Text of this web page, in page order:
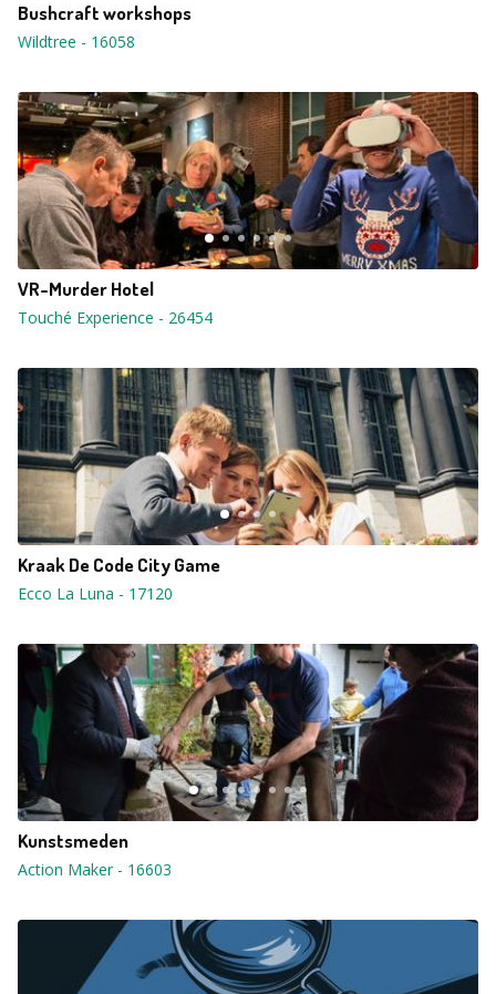
Bushcraft workshops
Wildtree - 16058
VR-Murder Hotel
Touché Experience - 26454
Kraak De Code City Game
Ecco La Luna - 17120
Kunstsmeden
Action Maker- 16603